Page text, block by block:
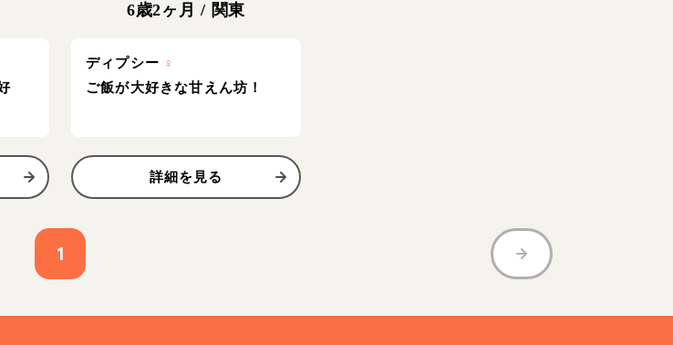
6歳2ヶ月 / 関東
ディプシー ♀
ご飯が大好きな甘えん坊！
詳細を見る
1